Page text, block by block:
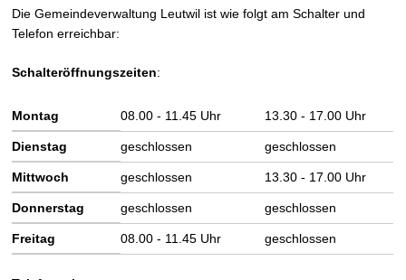
Die Gemeindeverwaltung Leutwil ist wie folgt am Schalter und
Telefon erreichbar:
Schalteröffnungszeiten:
Wochentag Vormittag Nachmittag
Montag 08.00 - 11.45 Uhr 13.30 - 17.00 Uhr
Dienstag geschlossen geschlossen
Mittwoch geschlossen 13.30 - 17.00 Uhr
Donnerstag geschlossen geschlossen
Freitag 08.00 - 11.45 Uhr geschlossen